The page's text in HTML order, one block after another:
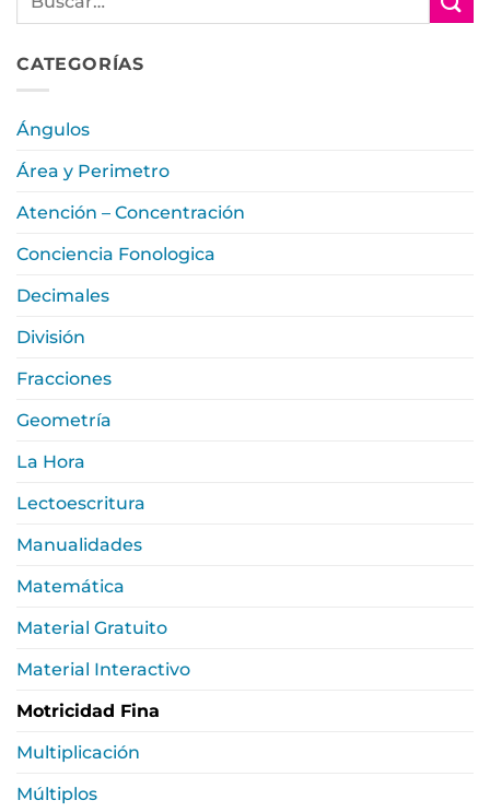
CATEGORÍAS
Ángulos
Área y Perimetro
Atención – Concentración
Conciencia Fonologica
Decimales
División
Fracciones
Geometría
La Hora
Lectoescritura
Manualidades
Matemática
Material Gratuito
Material Interactivo
Motricidad Fina
Multiplicación
Múltiplos